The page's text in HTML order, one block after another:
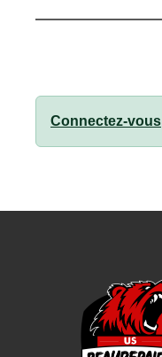
Connectez-vous